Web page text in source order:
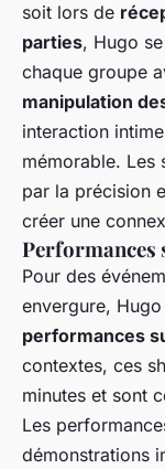
soit lors de
parties, Hugo
chaque groupe
manipulation
interaction
mémorable. Les
par la précision
créer une
Performances
Pour des
envergure,
performances
contextes, ces
minutes et sont
Les
démonstrations